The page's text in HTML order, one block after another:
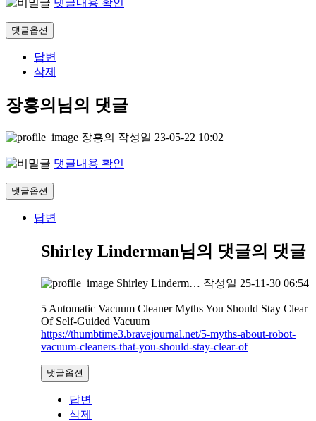
댓글내용 확인
댓글옵션
답변
삭제
장흥의님의 댓글
장흥의 작성일 23-05-22 10:02
댓글내용 확인
댓글옵션
답변
Shirley Linderman님의 댓글의 댓글
Shirley Linderm… 작성일 25-11-30 06:54
5 Automatic Vacuum Cleaner Myths You Should Stay Clear
Of Self-Guided Vacuum
https://thumbtime3.bravejournal.net/5-myths-about-robot-
vacuum-cleaners-that-you-should-stay-clear-of
댓글옵션
답변
삭제